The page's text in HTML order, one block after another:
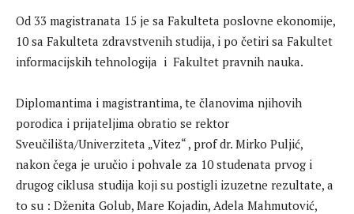
Od 33 magistranata 15 je sa Fakulteta poslovne ekonomije,
10 sa Fakulteta zdravstvenih studija, i po četiri sa Fakultet
informacijskih tehnologija i Fakultet pravnih nauka.
Diplomantima i magistrantima, te članovima njihovih
porodica i prijateljima obratio se rektor
Sveučilišta/Univerziteta „Vitez“ , prof dr. Mirko Puljić,
nakon čega je uručio i pohvale za 10 studenata prvog i
drugog ciklusa studija koji su postigli izuzetne rezultate, a
to su : Dženita Golub, Mare Kojadin, Adela Mahmutović,